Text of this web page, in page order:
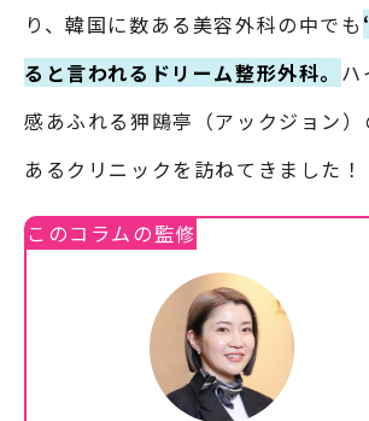
り、韓国に数ある美容外科の中でも
ると言われるドリーム整形外科。 ハ
感あふれる狎鴎亭（アックジョン
あるクリニックを訪ねてきました！
このコラムの監修